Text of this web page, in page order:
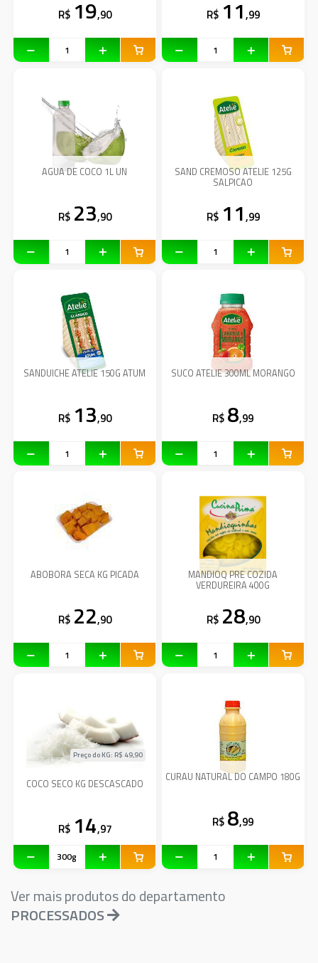
R$ 19,90 R$ 11,99
AGUA DE COCO 1L UN
R$ 23,90
SAND CREMOSO ATELIE 125G
SALPICAO
R$ 11,99
SANDUICHE ATELIE 150G ATUM
R$ 13,90
SUCO ATELIE 300ML MORANGO
R$ 8,99
ABOBORA SECA KG PICADA
R$ 22,90
MANDIOQ PRE COZIDA
VERDUREIRA 400G
R$ 28,90
COCO SECO KG DESCASCADO
Preço do KG: R$ 49,90
R$ 14,97
CURAU NATURAL DO CAMPO 180G
R$ 8,99
Ver mais produtos do departamento
PROCESSADOS